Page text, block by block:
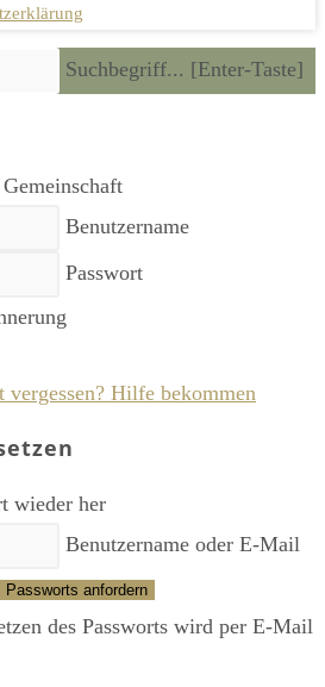
Suchbegriff... [Enter-Taste]
Benutzername
Passwort
vergessen? Hilfe bekommen
wieder her
Benutzername oder E-Mail
Passworts anfordern
des Passworts wird per E-Mail